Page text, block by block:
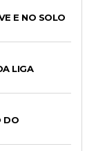
E NO SOLO
LIGA
DO